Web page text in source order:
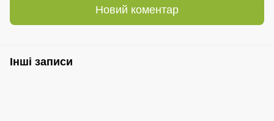
Новий коментар
Інші записи